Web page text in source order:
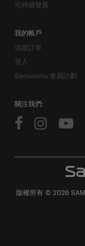
可持續發展
我的帳戶
追蹤訂單
登入
Samsonite 會員計劃
關注我們:
版權所有 © 2026